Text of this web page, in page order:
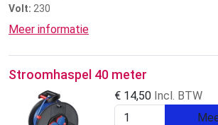
Volt: 230
Meer informatie
Stroomhaspel 40 meter
€ 14,50 Incl. BTW